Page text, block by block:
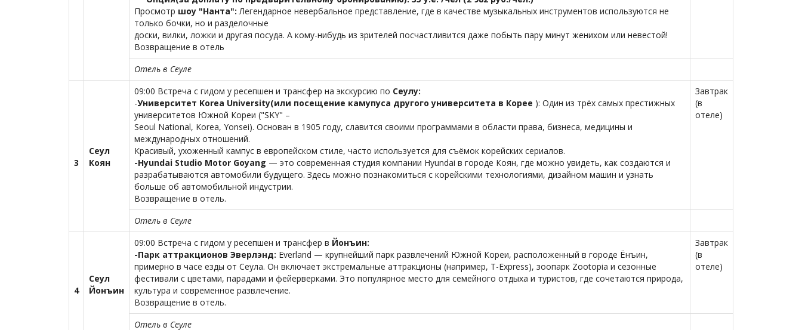
Просмотр шоу "Нанта":Легендарное невербальное представление, где в качестве музыкальных инструментов используются не
только бочки, но и разделочные
доски, вилки, ложки и другая посуда. А кому-нибудь из зрителей посчастливится даже побыть пару минут женихом или невестой!
Возвращение в отель
Отель в Сеуле
3
Сеул
Коян
09:00 Встреча с гидом у ресепшен и трансфер на экскурсию по Сеулу:
-Университет Korea University(или посещение камупуса другого университета в Корее ): Один из трёх самых престижных
университетов Южной Кореи ("SKY" –
Seoul National, Korea, Yonsei). Основан в 1905 году, славится своими программами в области права, бизнеса, медицины и
международных отношений.
Красивый, ухоженный кампус в европейском стиле, часто используется для съёмок корейских сериалов.
-Hyundai Studio Motor Goyang — это современная студия компании Hyundai в городе Коян, где можно увидеть, как создаются и
разрабатываются автомобили будущего. Здесь можно познакомиться с корейскими технологиями, дизайном машин и узнать
больше об автомобильной индустрии.
Возвращение в отель.
Завтрак
(в
отеле)
Отель в Сеуле
4
Сеул
Йонъин
09:00 Встреча с гидом у ресепшен и трансфер в Йонъин:
-Парк аттракционов Эверлэнд: Everland — крупнейший парк развлечений Южной Кореи, расположенный в городе Ёнъин,
примерно в часе езды от Сеула. Он включает экстремальные аттракционы (например, T-Express), зоопарк Zootopia и сезонные
фестивали с цветами, парадами и фейерверками. Это популярное место для семейного отдыха и туристов, где сочетаются природа,
культура и современное развлечение.
Возвращение в отель.
Завтрак
(в
отеле)
Отель в Сеуле